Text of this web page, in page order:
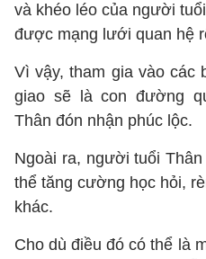
và khéo léo của người
được mạng lưới quan hệ
Vì vậy, tham gia vào các
giao sẽ là con đường
Thân đón nhận phúc lộc.
Ngoài ra, người tuổi
thể tăng cường học hỏi,
khác.
Cho dù điều đó có thể là